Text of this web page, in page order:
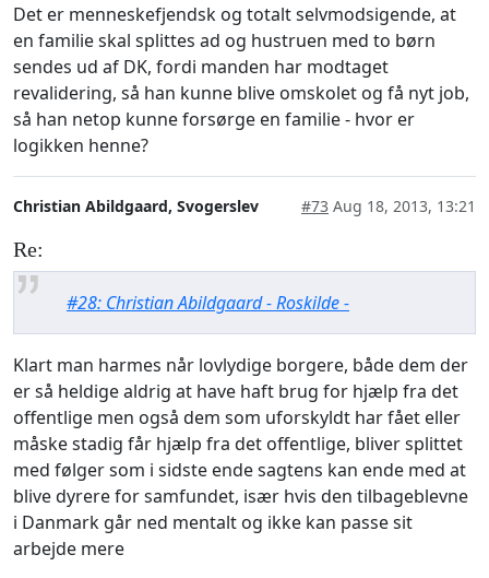
Det er menneskefjendsk og totalt selvmodsigende, at
en familie skal splittes ad og hustruen med to børn
sendes ud af DK, fordi manden har modtaget
revalidering, så han kunne blive omskolet og få nyt job,
så han netop kunne forsørge en familie - hvor er
logikken henne?
Christian Abildgaard, Svogerslev #73 Aug 18, 2013, 13:21
Re:
#28: Christian Abildgaard - Roskilde -
Klart man harmes når lovlydige borgere, både dem der
er så heldige aldrig at have haft brug for hjælp fra det
offentlige men også dem som uforskyldt har fået eller
måske stadig får hjælp fra det offentlige, bliver splittet
med følger som i sidste ende sagtens kan ende med at
blive dyrere for samfundet, især hvis den tilbageblevne
i Danmark går ned mentalt og ikke kan passe sit
arbejde mere